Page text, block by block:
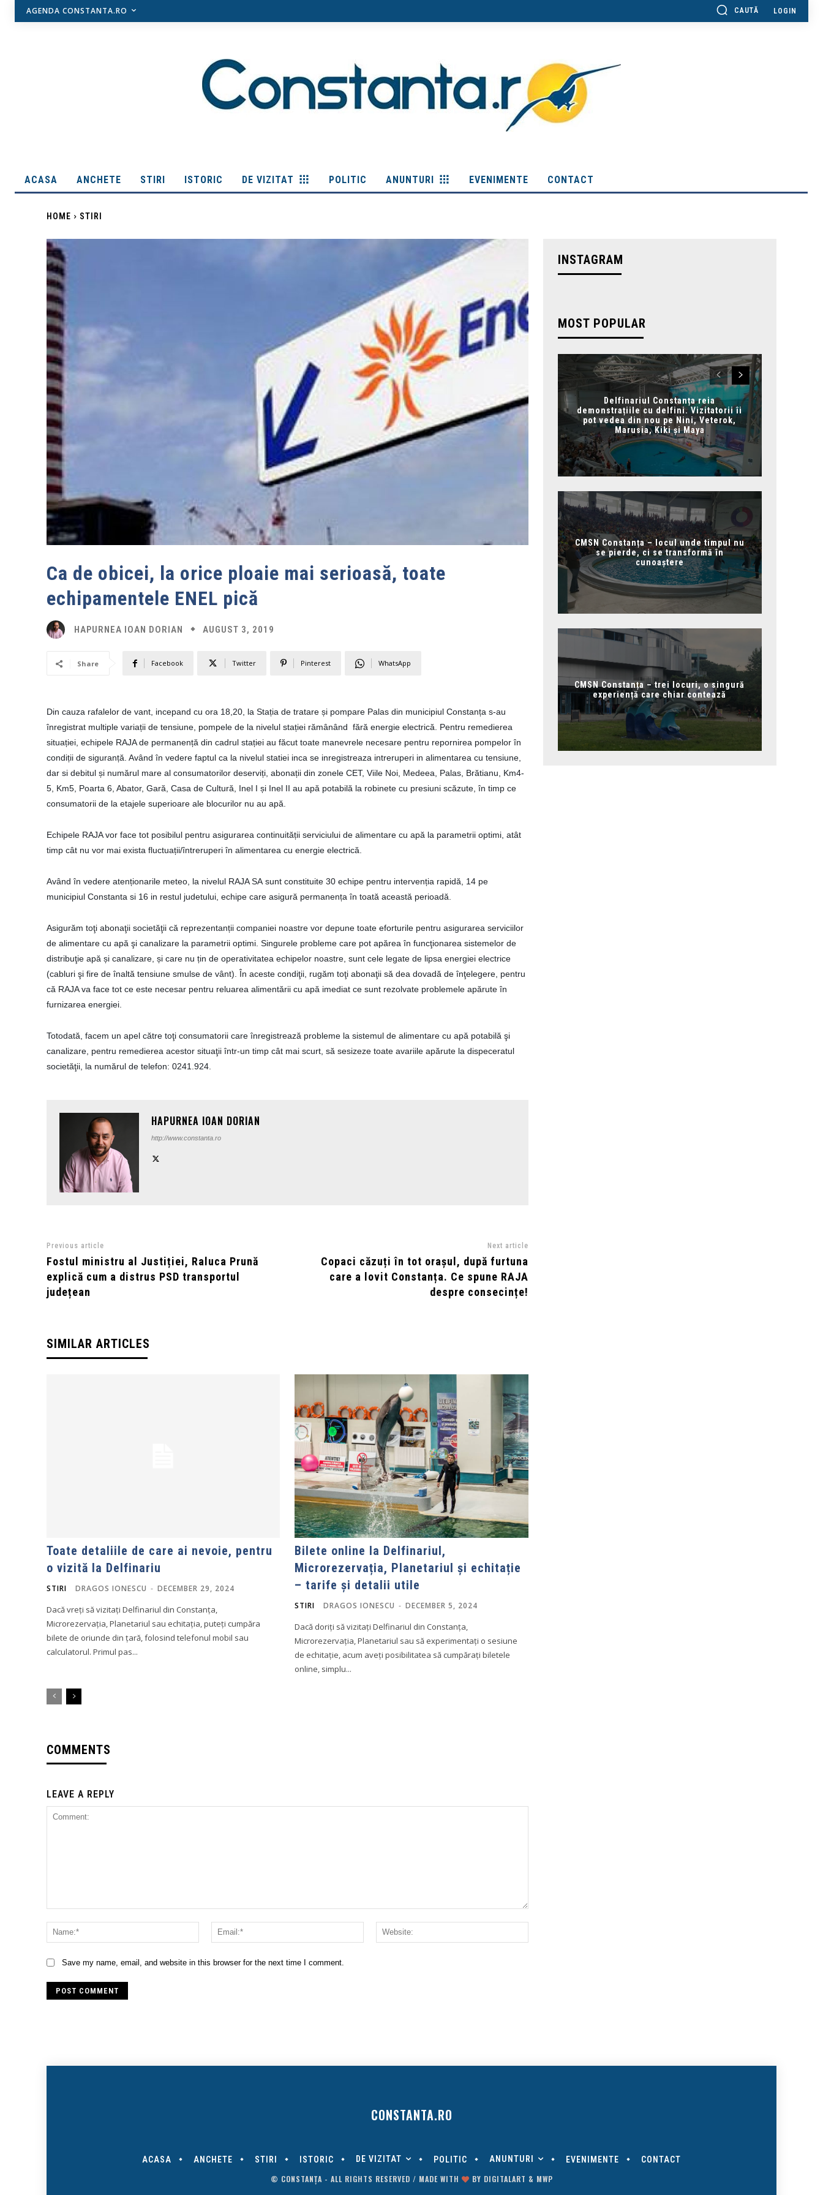
AGENDA CONSTANTA.RO CAUTĂ LOGIN
ACASA ANCHETE STIRI ISTORIC DE VIZITAT POLITIC ANUNTURI EVENIMENTE CONTACT
HOME STIRI
Ca de obicei, la orice ploaie mai serioasă, toate
echipamentele ENEL pică
HAPURNEA IOAN DORIAN AUGUST 3, 2019
Share Facebook Twitter Pinterest WhatsApp
Din cauza rafalelor de vant, incepand cu ora 18,20, la Stația de tratare și pompare Palas din municipiul Constanța s-au
înregistrat multiple variații de tensiune, pompele de la nivelul stației rămânând fără energie electrică. Pentru remedierea
situației, echipele RAJA de permanență din cadrul stației au făcut toate manevrele necesare pentru repornirea pompelor în
condiții de siguranță. Având în vedere faptul ca la nivelul statiei inca se inregistreaza intreruperi in alimentarea cu tensiune,
dar si debitul și numărul mare al consumatorilor deserviți, abonații din zonele CET, Viile Noi, Medeea, Palas , Brătianu, Km4-
5, Km5, Poarta 6, Abator, Gară, Casa de Cultură, Inel I și Inel II au apă potabilă la robinete cu presiuni scăzute, în timp ce
consumatorii de la etajele superioare ale blocurilor nu au apă.
Echipele RAJA vor face tot posibilul pentru asigurarea continuității serviciului de alimentare cu apă la parametrii optimi, atât
timp cât nu vor mai exista fluctuații/întreruperi în alimentarea cu energie electrică.
Având în vedere atenționarile meteo la nivelul RAJA SA sunt constituite 30 echipe pentru intervenția rapidă, 14 pe
municipiul Constanta si 16 in restul judetului, echipe care asigură permanența în toată această perioadă.
Asigurăm toţi abonaţii societăţii că reprezentanții companiei noastre vor depune toate eforturile pentru asigurarea serviciilor
de alimentare cu apă şi canalizare la parametrii optimi. Singurele probleme care pot apărea în funcţionarea sistemelor de
distribuţie apă și canalizare, și care nu țin de operativitatea echipelor noastre, sunt cele legate de lipsa energiei electrice
(cabluri şi fire de înaltă tensiune smulse de vânt). În aceste condiţii, rugăm toţi abonaţii să dea dovadă de înţelegere, pentru
că RAJA va face tot ce este necesar pentru reluarea alimentării cu apă imediat ce sunt rezolvate problemele apărute în
furnizarea energiei.
Totodată, facem un apel către toţi consumatorii care înregistrează probleme la sistemul de alimentare cu apă potabilă şi
canalizare, pentru remedierea acestor situaţii într-un timp cât mai scurt, să sesizeze toate avariile apărute la dispeceratul
societăţii, la numărul de telefon: 0241.924.
HAPURNEA IOAN DORIAN
http://www.constanta.ro
Previous article
Fostul ministru al Justiției, Raluca Prună
explică cum a distrus PSD transportul
județean
Next article
Copaci căzuți în tot orașul, după furtuna
care a lovit Constanța. Ce spune RAJA
despre consecințe!
SIMILAR ARTICLES
Toate detaliile de care ai nevoie, pentru
o vizită la Delfinariu
STIRI DRAGOS IONESCU - DECEMBER 29, 2024
Dacă vreți să vizitați Delfinariul din Constanța,
Microrezervația, Planetariul sau echitația, puteți cumpăra
bilete de oriunde din țară, folosind telefonul mobil sau
calculatorul. Primul pas...
Bilete online la Delfinariul,
Microrezervația, Planetariul și echitație
– tarife și detalii utile
STIRI DRAGOS IONESCU - DECEMBER 5, 2024
Dacă doriți să vizitați Delfinariul din Constanța,
Microrezervația, Planetariul sau să experimentați o sesiune
de echitație, acum aveți posibilitatea să cumpărați biletele
online, simplu...
COMMENTS
LEAVE A REPLY
Name:*
Email:*
Save my name, email, and website in this browser for the next time I comment.
INSTAGRAM
MOST POPULAR
Delfinariul Constanța reia
demonstrațiile cu delfini. Vizitatorii îi
pot vedea din nou pe Nini, Veterok,
Marusia, Kiki și Maya
CMSN Constanța – locul unde timpul nu
se pierde, ci se transformă în
cunoaștere
CMSN Constanța – trei locuri, o singură
experiență care chiar contează
CONSTANTA.RO
ACASA ANCHETE STIRI ISTORIC DE VIZITAT POLITIC ANUNTURI EVENIMENTE CONTACT
© CONSTANȚA - ALL RIGHTS RESERVED / MADE WITH BY DIGITALART & MWP